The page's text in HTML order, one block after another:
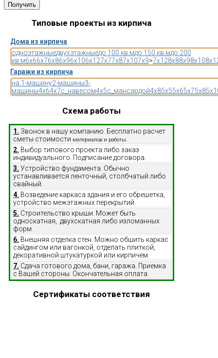
Типовые проекты из кирпича
Дома из кирпича
одноэтажныедвухэтажныедо 100 кв.мдо 150 кв.мдо 200
кв.м6x66x76x86x96x106x127x77x87x107x9>7x128x88x98x10
Гаражи из кирпича
на 1-машину2-машины3-
машины4x64x7с_навесом4x5с_мансардой4x85x55x65x75x8
Схема работы
1. Звонок в нашу компанию. Бесплатно расчет
сметы стоимости материалов и работы.
2. Выбор типового проекта либо заказ
индивидуального. Подписание договора.
3. Устройство фундамента. Обычно
устанавливается ленточный, столбчатый либо
свайный.
4. Возведение каркаса здания и его обрешетка,
устройство межэтажных перекрытий.
5. Строительство крыши. Может быть
односкатная, двухскатная либо изломанных
форм.
6. Внешняя отделка стен. Можно обшить каркас
сайдингом или вагонкой, отделать плиткой,
декоративной штукатуркой или кирпичем.
7. Сдача готового дома, бани, гаража. Приемка
с Вашей стороны. Окончательная оплата.
Сертификаты соответствия